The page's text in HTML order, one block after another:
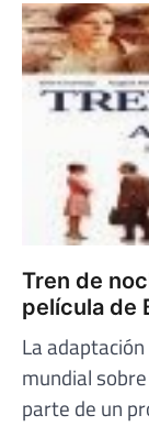
Tren de
película de
La
mundial
parte de un